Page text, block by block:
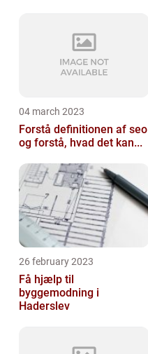
04 march 2023
Forstå definitionen af seo
og forstå, hvad det kan...
26 february 2023
Få hjælp til
byggemodning i
Haderslev